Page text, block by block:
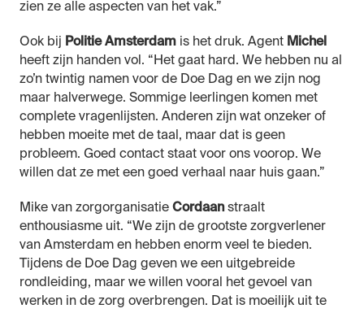
zien ze alle aspecten van het vak.”
Ook bij Politie Amsterdamis het druk. Agent Michel
heeft zijn handen vol. “Het gaat hard. We hebben nu al
zo’n twintig namen voor de Doe Dag en we zijn nog
maar halverwege. Sommige leerlingen komen met
complete vragenlijsten. Anderen zijn wat onzeker of
hebben moeite met de taal, maar dat is geen
probleem. Goed contact staat voor ons voorop. We
willen dat ze met een goed verhaal naar huis gaan.”
Mike van zorgorganisatie Cordaanstraalt
enthousiasme uit. “We zijn de grootste zorgverlener
van Amsterdam en hebben enorm veel te bieden.
Tijdens de Doe Dag geven we een uitgebreide
rondleiding, maar we willen vooral het gevoel van
werken in de zorg overbrengen. Dat is moeilijk uit te